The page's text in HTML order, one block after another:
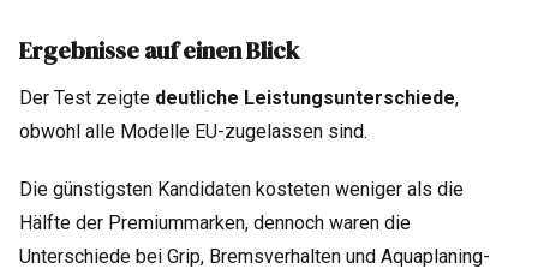
Ergebnisse auf einen Blick
Der Test zeigte deutliche Leistungsunterschiede,
obwohl alle Modelle EU-zugelassen sind.
Die günstigsten Kandidaten kosteten weniger als die
Hälfte der Premiummarken, dennoch waren die
Unterschiede bei Grip, Bremsverhalten und Aquaplaning-